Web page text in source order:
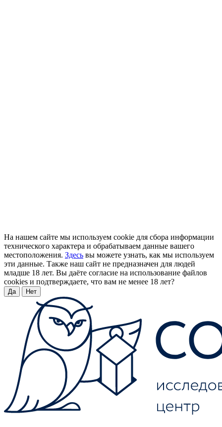
На нашем сайте мы используем cookie для сбора информации
технического характера и обрабатываем данные вашего
местоположения. Здесь вы можете узнать, как мы используем
эти данные. Также наш сайт не предназначен для людей
младше 18 лет. Вы даёте согласие на использование файлов
cookies и подтверждаете, что вам не менее 18 лет?
Да Нет